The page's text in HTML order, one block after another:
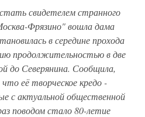
свидетелем странного
Фрязино" вошла дама
в середине прохода
продолжительностью в две
до Северянина. Сообщила,
её творческое кредо -
с актуальной общественной
поводом стало 80-летие